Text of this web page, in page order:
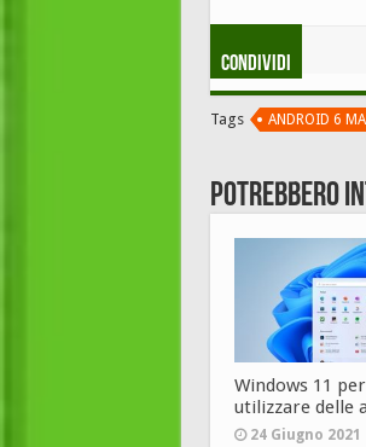
Condividi
Tags ANDROID 6
Potrebbero
Windows 11
utilizzare delle
24 Giugno 2021